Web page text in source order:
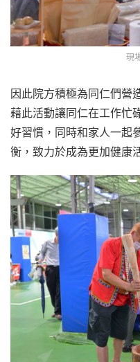
現
因此院方積極為同仁們營
藉此活動讓同仁在工作忙
好習慣，同時和家人一起
衡，致力於成為更加健康